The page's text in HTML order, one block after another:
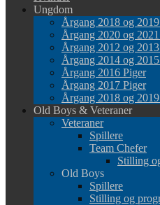
Ungdom
Årgang 2018 og
Årgang 2020 og
Årgang 2012 og
Årgang 2014 og
Årgang 2016 Piger
Årgang 2017 Piger
Årgang 2018 og
Old Boys & Veteraner
Veteraner
Spillere
Team Chefer
Stilling
Old Boys
Spillere
Stilling og